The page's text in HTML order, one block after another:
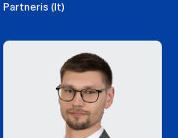
Partneris (lt)